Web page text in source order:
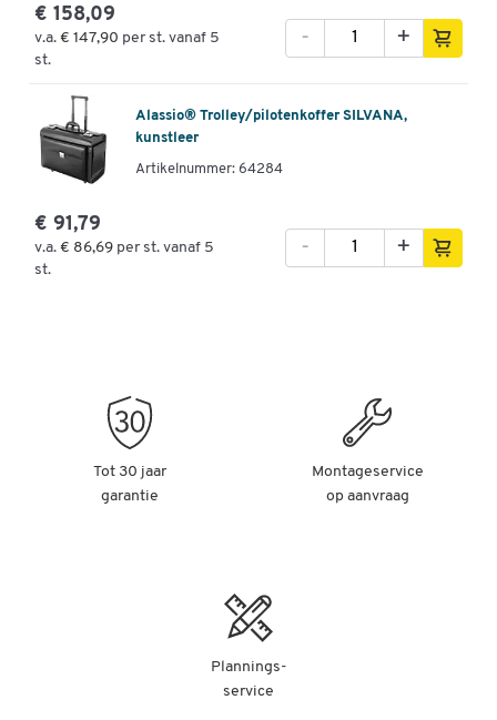
€ 158,09
v.a. € 147,90 per st. vanaf 5
st.
+
-
Alassio® Trolley/pilotenkoffer SILVANA,
kunstleer
Artikelnummer: 64284
€ 91,79
v.a. € 86,69 per st. vanaf 5
st.
+
-
Tot 30 jaar
garantie
Montageservice
op aanvraag
Plannings-
service